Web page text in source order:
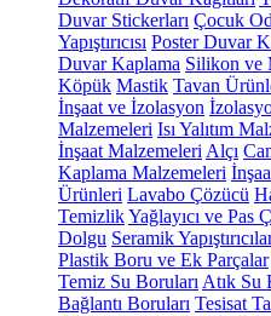
Duvar Stickerları Çocuk
Yapıştırıcısı Poster Duvar
Duvar Kaplama Silikon ve
Köpük Mastik Tavan
İnşaat ve İzolasyon
Malzemeleri Isı Yalıtım
İnşaat Malzemeleri Alçı
Kaplama Malzemeleri
Ürünleri Lavabo Çözücü
TemizlikYağlayıcı ve Pas
Dolgu Seramik
Plastik Boru ve Ek Parçalar
Temiz Su Boruları Atık Su
Bağlantı Boruları Tesisat